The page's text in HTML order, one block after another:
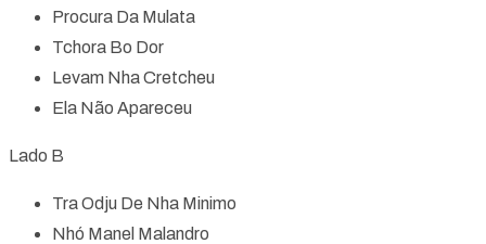
Procura Da Mulata
Tchora Bo Dor
Levam Nha Cretcheu
Ela Não Apareceu
Lado B
Tra Odju De Nha Minimo
Nhó Manel Malandro